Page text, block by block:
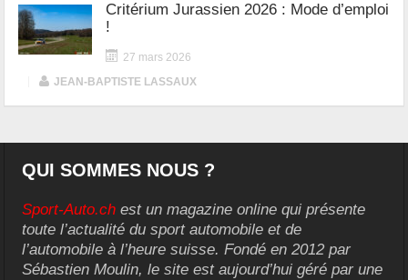
Critérium Jurassien 2026 : Mode d’emploi
!
27 mars 2026
JEAN-BAPTISTE LASSAUX
QUI SOMMES NOUS ?
Sport-Auto.ch est un magazine online qui présente
toute l’actualité du sport automobile et de
l’automobile à l’heure suisse. Fondé en 2012 par
Sébastien Moulin, le site est aujourd’hui géré par une